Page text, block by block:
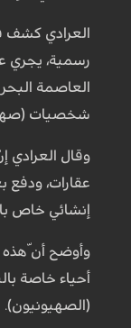
العرادي كشف
رسمية، يجري
العاصمة
شخصيات
وقال
عقارات،
‏إنشائي خاص
وأوضح أن
أحياء خاصة
‏‏(الصهيونيون). ‏